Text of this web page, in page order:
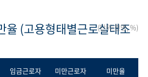
율 (고용형태별근로실태조
(단위:천명, %)
임금근로자 미만근로자 미만율